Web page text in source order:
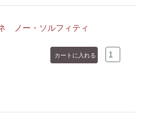
ノー・ソルフィティ